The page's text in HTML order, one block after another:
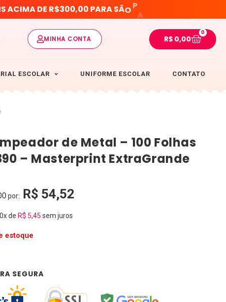
SACIMADE R$300,00 PARASÃOPA
MINHA CONTA R$0,00
0
ESCOLAR UNIFORME ESCOLAR CONTATO
de Metal – 100 Folhas
– Masterprint ExtraGrande
por: R$ 54,52
de R$ 5,45 sem juros
estoque
SEGURA